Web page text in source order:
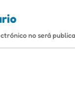
no será